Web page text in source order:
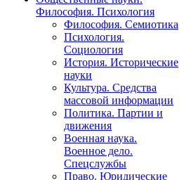
Философия. Психология
Философия. Семиотика
Психология.
Социология
История. Исторические
науки
Культура. Средства
массовой информации
Политика. Партии и
движения
Военная наука.
Военное дело.
Спецслужбы
Право. Юридические